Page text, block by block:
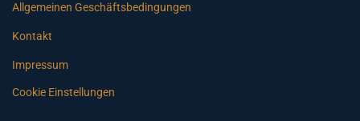
Allgemeinen Geschäftsbedingungen
Kontakt
Impressum
Cookie Einstellungen